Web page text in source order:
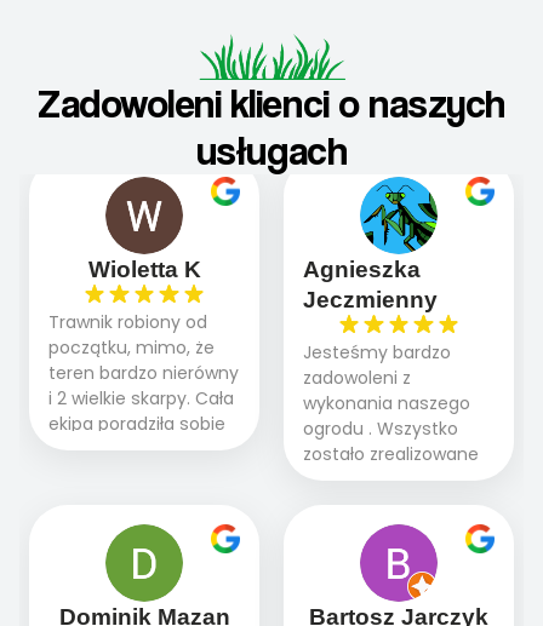
Zadowoleni klienci o naszych
usługach
Wioletta K
Trawnik robiony od
początku, mimo, że
teren bardzo nierówny
i 2 wielkie skarpy. Cała
ekipa poradziła sobie
WSPANIALE od
panowie wiedzą co
robią. Wszystko poszło
sprawnie i szybko.
Doradztwo w
Agnieszka
Jeczmienny
Jesteśmy bardzo
zadowoleni z
wykonania naszego
ogrodu . Wszystko
zostało zrealizowane
fachowo, rzetelnie i
oczekiwaniami. Prace
przebiegały sprawnie
dzięki temu,że firma
działa kompleksowo :
Dominik Mazan Bartosz Jarczyk